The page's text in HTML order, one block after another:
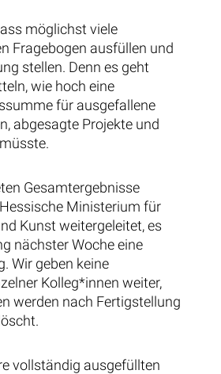
möglichst viele
Fragebogen ausfüllen und
stellen. Denn es geht
wie hoch eine
für ausgefallene
abgesagte Projekte und
Gesamtergebnisse
Ministerium für
Kunst weitergeleitet, es
nächster Woche eine
Wir geben keine
Kolleg*innen weiter,
werden nach Fertigstellung
vollständig ausgefüllten